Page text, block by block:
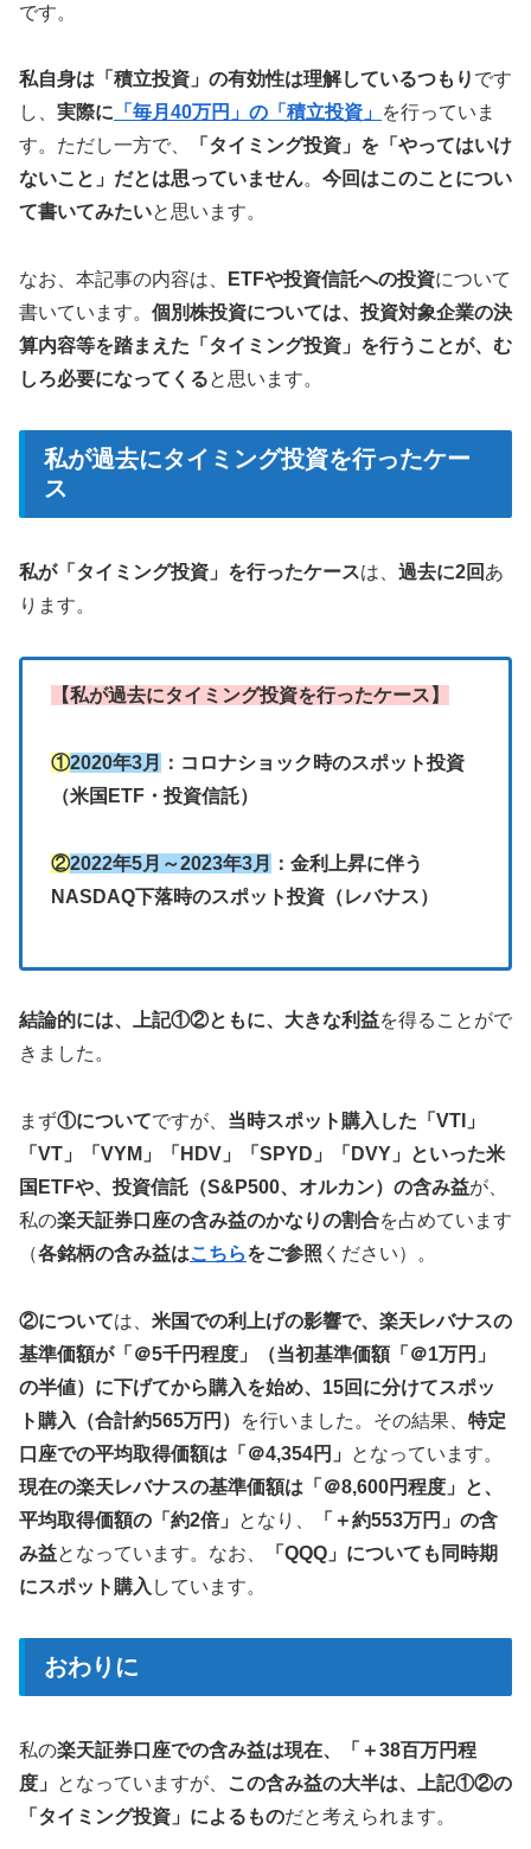
です。
私自身は「積立投資」の有効性は理解しているつもり です
し、 実際に 「毎月40万円」の「積立投資」 を行っていま
す。ただし一方で、
「タイミング投資」を「やってはいけ
ないこと」だとは思っていません。 今回はこのことについ
て書いてみたいと思います。
なお、本記事の内容は、 ETFや投資信託への投資について
書いています。 個別株投資については、投資対象企業の決
算内容等を踏まえた「タイミング投資」を行うことが、む
しろ必要になってくると思います。
私が過去にタイミング投資を行ったケー
ス
私が「タイミング投資」を行ったケースは、 過去に2回 あ
ります。
【私が過去にタイミング投資を行ったケース】
①2020年3月
：コロナショック時のスポット投資
（米国ETF・投資信託）
②2022年5月～2023年3月
：金利上昇に伴う
NASDAQ下落時のスポット投資（レバナス）
結論的には、上記①②ともに、大きな利益を得ることがで
きました。
まず①についてですが、 当時スポット購入した「VTI」
「VT」「VYM」「HDV」「SPYD」「DVY」といった米
国ETFや、投資信託（S&P500、オルカン）の含み益が、
私の楽天証券口座の含み益のかなりの割合を占めています
（各銘柄の含み益はこちらをご参照 ください）。
②については、 米国での利上げの影響で、楽天レバナスの
基準価額が「＠5千円程度」（当初基準価額「＠1万円」
の半値）に下げてから購入を始め、15回に分けてスポッ
ト購入（合計約565万円）
を行いました。その結果、 特定
口座での平均取得価額は「＠4,354円」
となっています。
現在の楽天レバナスの基準価額は「＠8,600円程度」と、
平均取得価額の「約2倍」
となり、
「＋約553万円」の含
み益となっています。なお、
「QQQ」についても同時期
にスポット購入 しています。
おわりに
私の楽天証券口座での含み益は現在、「＋38百万円程
度」
となっていますが、
この含み益の大半は、上記①②の
「タイミング投資」によるものだと考えられます。